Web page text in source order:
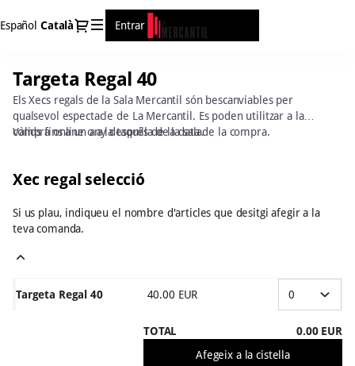
Español Llengua
Català Diàleg
Entrar Creeu un compte
de
Regal
40]
Targeta
Regal
Targeta Regal 40
Els Xecs regals de la Sala Mercantil són bescanviables per
qualsevol espectacle de La Mercantil. Es poden utilitzar a la
compra online o a la taquilla de la sala.
Vàlids fins a un any després de la data de la compra.
Xec regal selecció
Si us plau, indiqueu el nombre d'articles que desitgi afegir a la
teva comanda.
Targeta Regal 40 40.00 EUR
TOTAL 0.00 EUR
Afegeix a la cistella